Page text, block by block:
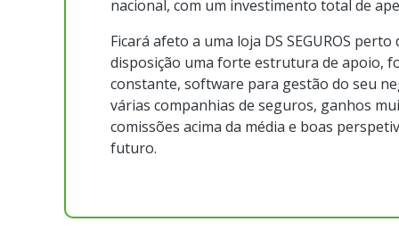
nacional, com um investimento total de
Ficará afeto a uma loja DS SEGUROS
disposição uma forte estrutura de apoio,
constante, software para gestão do seu
várias companhias de seguros, ganhos
comissões acima da média e boas
futuro.